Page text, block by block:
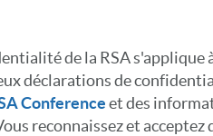
de la RSA
déclarations de
Conferenceet des
reconnaissez et acceptez